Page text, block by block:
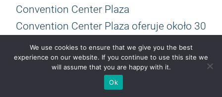
Convention Center Plaza
Convention Center Plaza oferuje około 30
000 stóp kwadratowych powierzchni.
Podczas przyjęć może pomieścić około
1200 osób. To dobre miejsce na
spotkania na świeżym powietrzu, strefy
We use cookies to ensure that we give you the best
experience on our website. If you continue to use this site we
will assume that you are happy with it.
Ok